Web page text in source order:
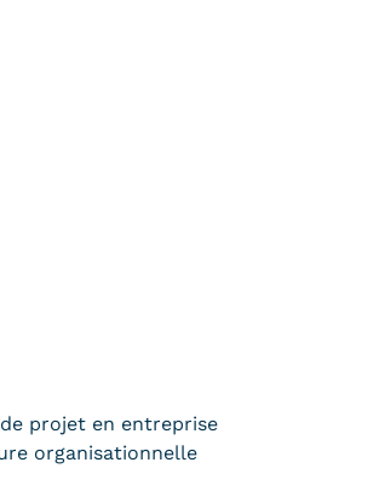
projet en entreprise
organisationnelle